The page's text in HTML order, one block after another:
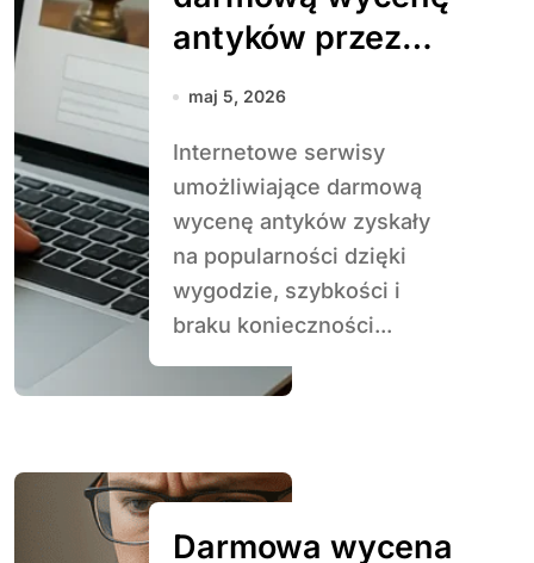
antyków przez
internet
maj 5, 2026
Internetowe serwisy
umożliwiające darmową
wycenę antyków zyskały
na popularności dzięki
wygodzie, szybkości i
braku konieczności...
Darmowa wycena